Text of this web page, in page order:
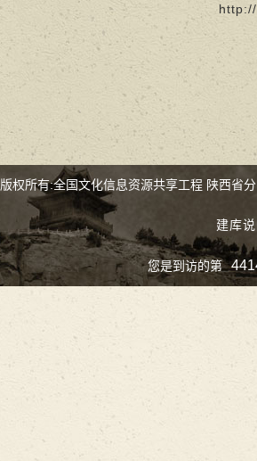
版权所有:全国文化信息资源共享工程 陕西省
建库
您是到访的第